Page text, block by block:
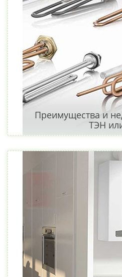
Преимущества и
ТЭН